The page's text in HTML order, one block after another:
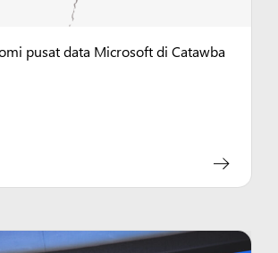
pusat data Microsoft di Catawba